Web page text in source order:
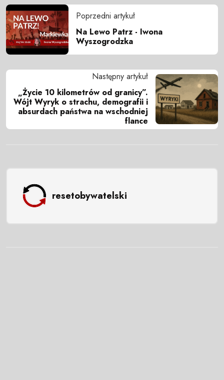
Poprzedni artykuł
Na Lewo Patrz - Iwona
Wyszogrodzka
Następny artykuł
„Życie 10 kilometrów od granicy”.
Wójt Wyryk o strachu, demografii i
absurdach państwa na wschodniej
flance
resetobywatelski